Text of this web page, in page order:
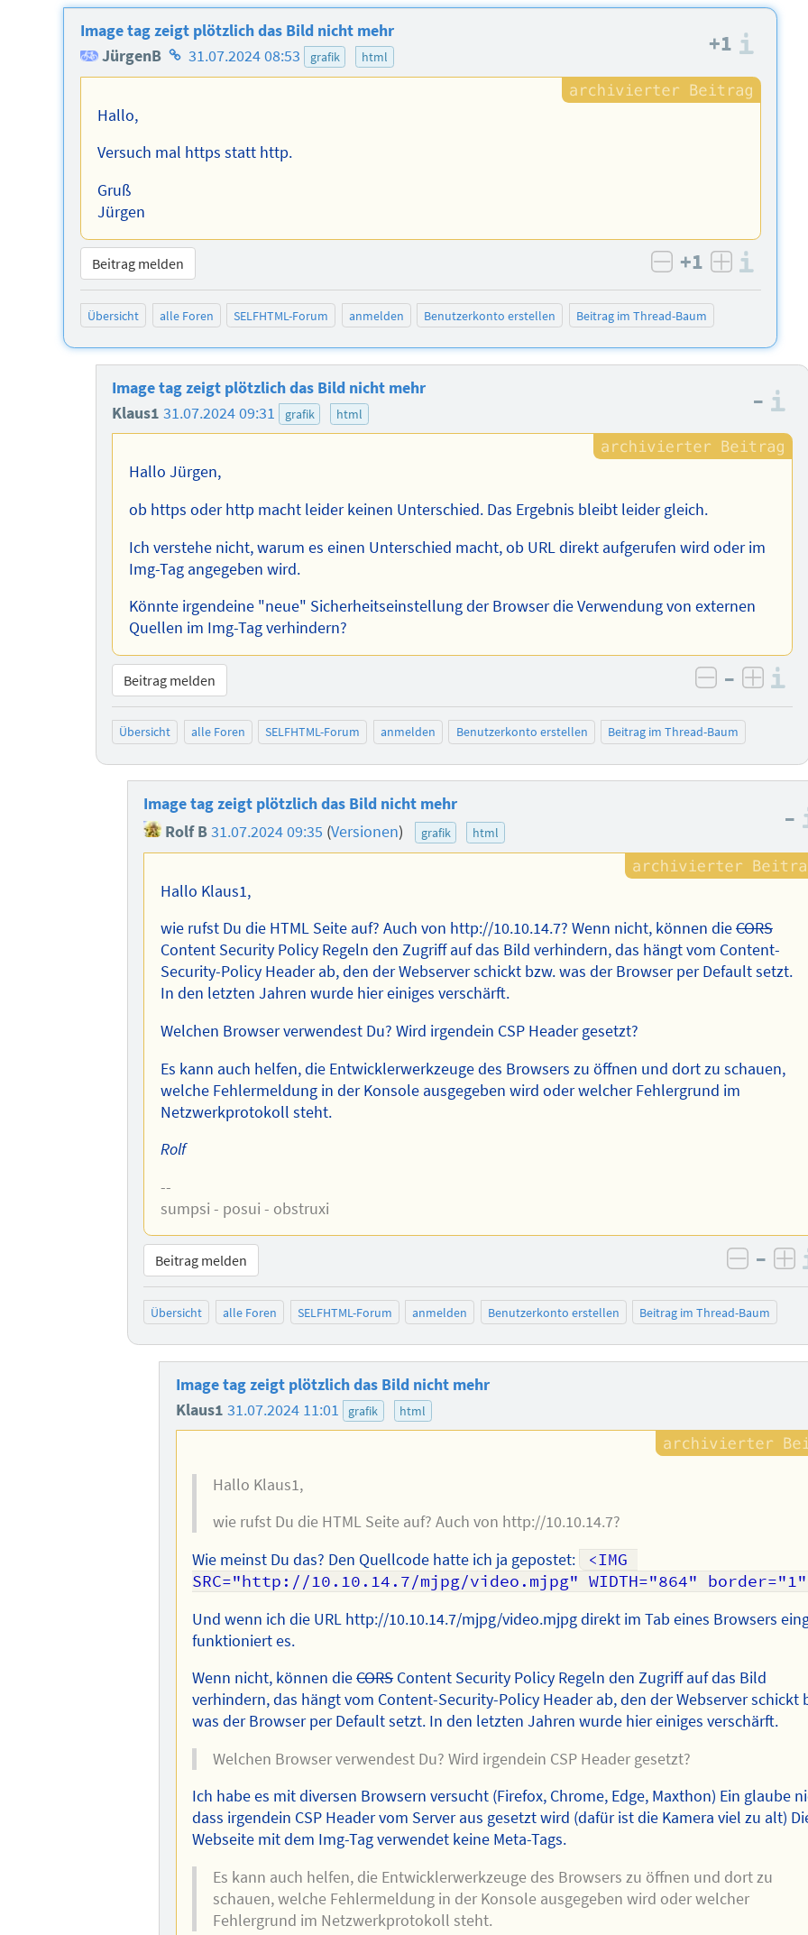
Image tag zeigt plötzlich das Bild nicht mehr
JürgenB Homepage
des
31.07.2024 08:53 grafik html +1
Hallo,
Versuch mal https statt http.
Gruß
Jürgen
Beitrag melden negativ
+1 positiv
Übersicht alle Foren SELFHTML-Forum anmelden Benutzerkonto erstellen Beitrag im Thread-Baum
Image tag zeigt plötzlich das Bild nicht mehr
Klaus131.07.2024 09:31 grafik html –
Hallo Jürgen,
ob https oder http macht leider keinen Unterschied. Das Ergebnis bleibt leider gleich.
Ich verstehe nicht, warum es einen Unterschied macht, ob URL direkt aufgerufen wird oder im
Img-Tag angegeben wird.
Könnte irgendeine "neue" Sicherheitseinstellung der Browser die Verwendung von externen
Quellen im Img-Tag verhindern?
Beitrag melden negativ
–
Übersicht alle Foren SELFHTML-Forum anmelden Benutzerkonto erstellen Beitrag im Thread-Baum
Image tag zeigt plötzlich das Bild nicht mehr
Rolf B31.07.2024 09:35 (Versionen) grafik html
–
Hallo Klaus1,
wie rufst Du die HTML Seite auf? Auch von http://10.10.14.7? Wenn nicht, können dieCORS
Content Security Policy Regeln den Zugriff auf das Bild verhindern, das hängt vom Content-
Security-Policy Header ab, den der Webserver schickt bzw. was der Browser per Default setzt.
In den letzten Jahren wurde hier einiges verschärft.
Welchen Browser verwendest Du? Wird irgendein CSP Header gesetzt?
Es kann auch helfen, die Entwicklerwerkzeuge des Browsers zu öffnen und dort zu schauen,
welche Fehlermeldung in der Konsole ausgegeben wird oder welcher Fehlergrund im
Netzwerkprotokoll steht.
Rolf
--
sumpsi - posui - obstruxi
Beitrag melden negativ
–
Übersicht alle Foren SELFHTML-Forum anmelden Benutzerkonto erstellen Beitrag im Thread-Baum
Image tag zeigt plötzlich das Bild nicht mehr
Klaus1 31.07.2024 11:01 grafik html
Hallo Klaus1,
wie rufst Du die HTML Seite auf? Auch von http://10.10.14.7?
Wie meinst Du das? Den Quellcode hatte ich ja gepostet:
<IMG
SRC="http://10.10.14.7/mjpg/video.mjpg" WIDTH="864"
Und wenn ich die URL http://10.10.14.7/mjpg/video.mjpg direkt im Tab eines Browsers
funktioniert es.
Wenn nicht, können dieCORSContent Security Policy Regeln den Zugriff auf das Bild
verhindern, das hängt vom Content-Security-Policy Header ab, den der Webserver schickt
was der Browser per Default setzt. In den letzten Jahren wurde hier einiges verschärft.
Welchen Browser verwendest Du? Wird irgendein CSP Header gesetzt?
Ich habe es mit diversen Browsern versucht (Firefox, Chrome, Edge, Maxthon) Ein glaube
dass irgendein CSP Header vom Server aus gesetzt wird (dafür ist die Kamera viel zu alt)
Webseite mit dem Img-Tag verwendet keine Meta-Tags.
Es kann auch helfen, die Entwicklerwerkzeuge des Browsers zu öffnen und dort zu
schauen, welche Fehlermeldung in der Konsole ausgegeben wird oder welcher
Fehlergrund im Netzwerkprotokoll steht.